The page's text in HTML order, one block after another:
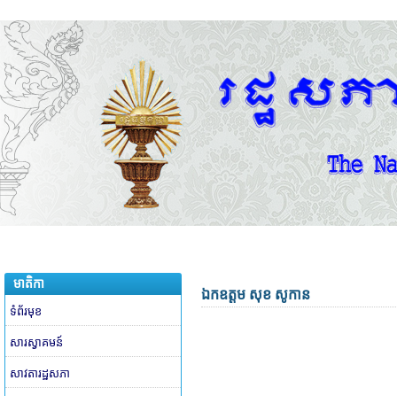
មាតិកា
ទំព័រមុខ
សារស្វាគមន៍
សាវតារដ្ឋសភា
ឯកឧត្តម សុខ សូកាន